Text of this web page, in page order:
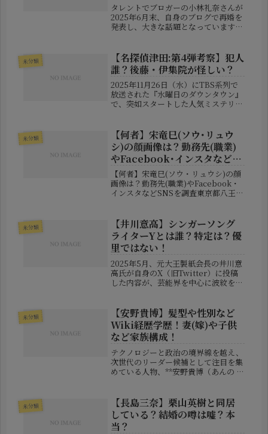
タレントでブロガーの小林礼奈さんが
2025年6月末、自身のブログで再婚を
発表し、大きな話題となっています。
かも、交際からわずか3ヶ月でのスピ
ード婚ということで、ネット上では...
未分類
【名探偵津田:第4弾考察】犯人
誰？後藤・伊集院が怪しい？
2025年11月26日（水）にTBS系列で
放送された『水曜日のダウンタウン』
で、突如スタートした人気ミステリー
も自然かつ意表を突いた演出で、視聴
者を驚かせると同時にSNSを中...
未分類
【何者】宋竜巳(ソウ･リュウ
シ)の顔画像は？勤務先(職業)
やFacebook･インスタなど
SNS！
【何者】宋竜巳(ソウ・リュウシ)の顔
画像は？勤務先(職業)やFacebook・
インスタなどSNSを調査東京都八王子
ウ・リュウシ）容疑者が逮捕されたこ
とが報じられました。事故...
未分類
【井川意高】シンガーソング
ライターYとは誰？特定は？優
里ではない！
2025年5月、元大王製紙会長の井川意
高氏が自身のX（旧Twitter）に投稿
した内容が、芸能界を中心に波紋を呼
トラブル」に関し、そこに**“シンガ
ーソングライターY”**...
未分類
【安野貴博】髪型や性別など
Wiki経歴学歴！妻(嫁)や子供
など家族構成！
テクノロジーと政治の境界線を越え、
次世代のリーダー候補として注目を集
めている人物、**安野貴博（あんの た
人？」と検索されることも多く、髪型
や性別についての話題も盛んです...
未分類
【長島三奈】栗山英樹と同居
している？結婚の噂は嘘？本
当？